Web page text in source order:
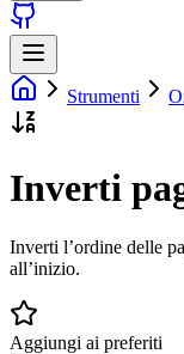
Strumenti
Inverti
Inverti l’ordine delle
all’inizio.
Aggiungi ai preferiti